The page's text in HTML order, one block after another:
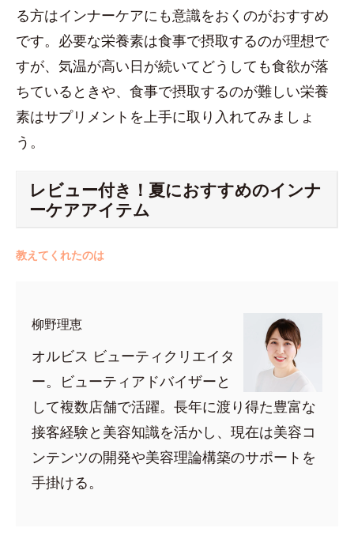
る方はインナーケアにも意識をおくのがおすすめ
です。必要な栄養素は食事で摂取するのが理想で
すが、気温が高い日が続いてどうしても食欲が落
ちているときや、食事で摂取するのが難しい栄養
素はサプリメントを上手に取り入れてみましょ
う。
レビュー付き！夏におすすめのインナ
ーケアアイテム
教えてくれたのは
柳野理恵
オルビス ビューティクリエイタ
ー。ビューティアドバイザーと
して複数店舗で活躍。長年に渡り得た豊富な
接客経験と美容知識を活かし、現在は美容コ
ンテンツの開発や美容理論構築のサポートを
手掛ける。